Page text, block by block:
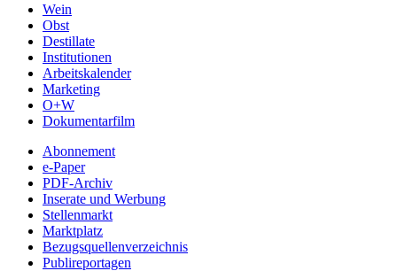
Wein
Obst
Destillate
Institutionen
Arbeitskalender
Marketing
O+W
Dokumentarfilm
Abonnement
e-Paper
PDF-Archiv
Inserate und Werbung
Stellenmarkt
Marktplatz
Bezugsquellenverzeichnis
Publireportagen